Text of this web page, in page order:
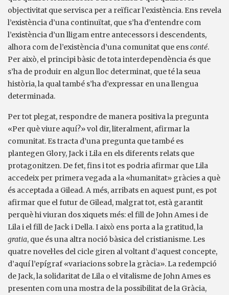
objectivitat que servisca per a reïficar l’existència. Ens revela
l’existència d’una continuïtat, que s’ha d’entendre com
l’existència d’un lligam entre antecessors i descendents,
alhora com de l’existència d’una comunitat que ensconté.
Per això, el principi bàsic de tota interdependència és que
s’ha de produir en algun lloc determinat, que té la seua
història, la qual també s’ha d’expressar en una llengua
determinada.
Per tot plegat, respondre de manera positiva la pregunta
«Per què viure aquí?» vol dir, literalment, afirmar la
comunitat. Es tracta d’una pregunta que també es
plantegen Glory, Jack i Lila en els diferents relats que
protagonitzen. De fet, fins i tot es podria afirmar que Lila
accedeix per primera vegada a la «humanitat» gràcies a què
és acceptada a Gilead. A més, arribats en aquest punt, es pot
afirmar que el futur de Gilead, malgrat tot, està garantit
perquè hi viuran dos xiquets més: el fill de John Ames i de
Lila i el fill de Jack i Della. I això ens porta a la gratitud, la
gratia, que és una altra noció bàsica del cristianisme. Les
quatre novel·les del cicle giren al voltant d’aquest concepte,
d’aquí l’epígraf «variacions sobre la gràcia». La redempció
de Jack, la solidaritat de Lila o el vitalisme de John Ames es
presenten com una mostra de la possibilitat de la Gràcia,